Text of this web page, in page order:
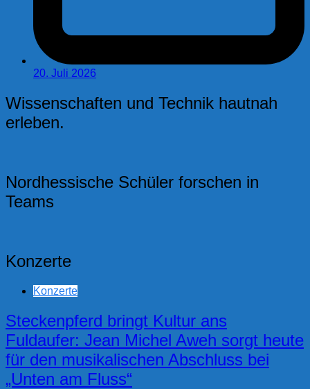
20. Juli 2026
Wissenschaften und Technik hautnah
erleben.
Nordhessische Schüler forschen in
Teams
Konzerte
Konzerte
Steckenpferd bringt Kultur ans
Fuldaufer: Jean Michel Aweh sorgt heute
für den musikalischen Abschluss bei
„Unten am Fluss“